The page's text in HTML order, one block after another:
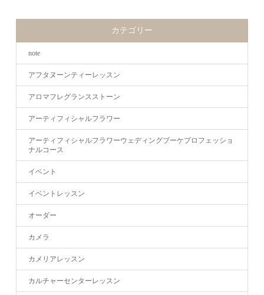
カテゴリー
note
アフタヌーンティーレッスン
アロマフレグランスストーン
アーティフィシャルフラワー
アーティフィシャルフラワーウェディングブーケプロフェッショ
ナルコース
イベント
イベントレッスン
オーダー
カメラ
カメリアレッスン
カルチャーセンターレッスン